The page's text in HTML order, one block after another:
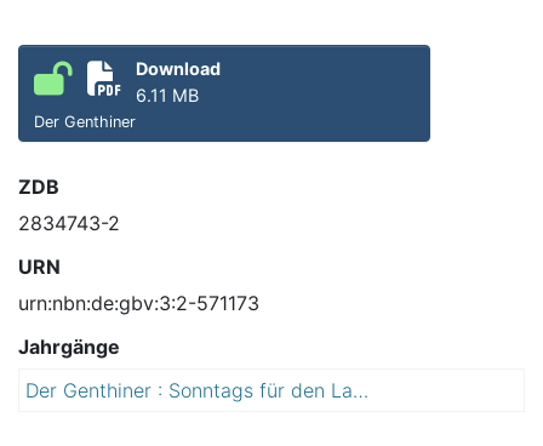
Download
6.11 MB
Der Genthiner
ZDB
2834743-2
URN
urn:nbn:de:gbv:3:2-571173
Jahrgänge
Der Genthiner : Sonntags für den Landkreis Jerichower Land ; sachlich, kritisch, lokal